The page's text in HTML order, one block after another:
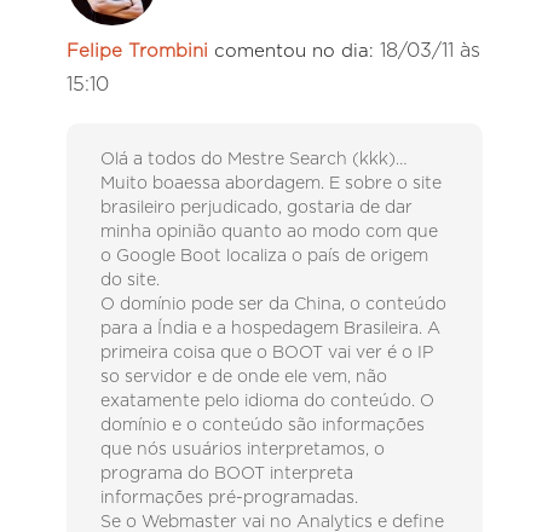
Felipe Trombini comentou no dia: 18/03/11 às
15:10
Olá a todos do Mestre Search (kkk)…
Muito boaessa abordagem. E sobre o site
brasileiro perjudicado, gostaria de dar
minha opinião quanto ao modo com que
o Google Boot localiza o país de origem
do site.
O domínio pode ser da China, o conteúdo
para a Índia e a hospedagem Brasileira. A
primeira coisa que o BOOT vai ver é o IP
so servidor e de onde ele vem, não
exatamente pelo idioma do conteúdo. O
domínio e o conteúdo são informações
que nós usuários interpretamos, o
programa do BOOT interpreta
informações pré-programadas.
Se o Webmaster vai no Analytics e define